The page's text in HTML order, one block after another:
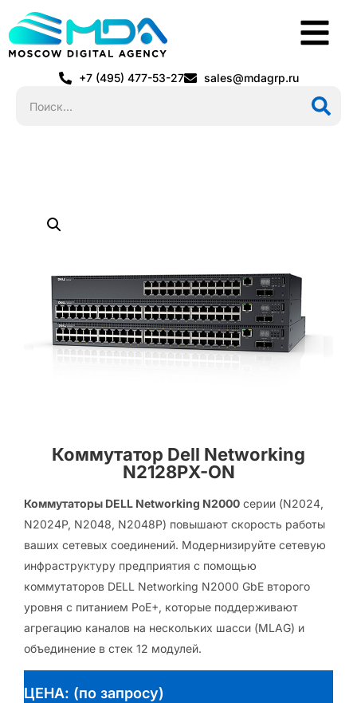
+7 (495) 477-53-27 sales@mdagrp.ru
Коммутатор Dell Networking
N2128PX-ON
Коммутаторы DELL Networking N2000 серии (N2024,
N2024P, N2048, N2048P) повышают скорость работы
ваших сетевых соединений. Модернизируйте сетевую
инфраструктуру предприятия с помощью
коммутаторов DELL Networking N2000 GbE второго
уровня с питанием PoE+, которые поддерживают
агрегацию каналов на нескольких шасси (MLAG) и
объединение в стек 12 модулей.
ЦЕНА: (по запросу)